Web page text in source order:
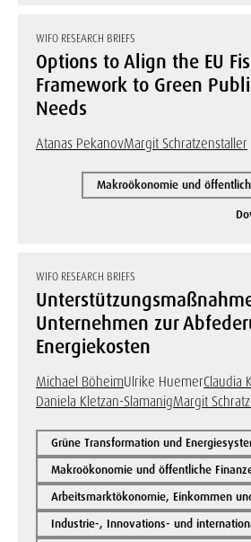
WIFO RESEARCH BRIEFS
Options to Align the EU
Framework to Green
Needs
Atanas PekanovMargit Schratzenstaller
Makroökonomie und
WIFO RESEARCH BRIEFS
Unternehmen zur
Energiekosten
Michael BöheimUlrike HuemerClaudia
Daniela Kletzan-SlamanigMargit
Grüne Transformation und
Makroökonomie und öffentliche
Arbeitsmarktökonomie, Einkommen
Industrie-, Innovations- und